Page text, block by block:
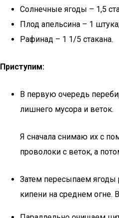
Солнечные ягоды – 1,5
Плод апельсина – 1
Рафинад – 1 1/5 стакана.
Приступим:
В первую очередь
лишнего мусора и веток.
Я сначала снимаю их с
проволоки с веток, а
Затем пересыпаем
кипени на среднем огне.